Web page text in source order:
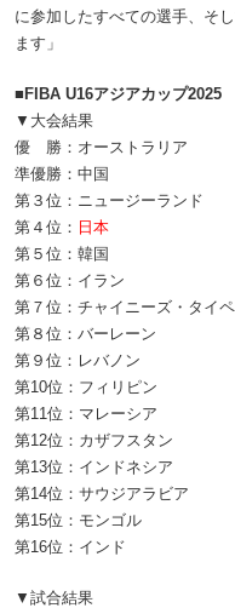
に参加したすべての選手、そ
ます」
■FIBA U16アジアカップ2025
▼大会結果
優 勝：オーストラリア
準優勝：中国
第３位：ニュージーランド
第４位： 日本
第５位：韓国
第６位：イラン
第７位：チャイニーズ・タイ
第８位：バーレーン
第９位：レバノン
第10位：フィリピン
第11位：マレーシア
第12位：カザフスタン
第13位：インドネシア
第14位：サウジアラビア
第15位：モンゴル
第16位：インド
▼試合結果